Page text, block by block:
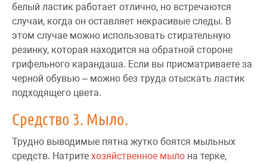
белый ластик работает отлично, но встречаются
случаи, когда он оставляет некрасивые следы. В
этом случае можно использовать стирательную
резинку, которая находится на обратной стороне
грифельного карандаша. Если вы присматриваете за
черной обувью – можно без труда отыскать ластик
подходящего цвета.
Средство 3. Мыло.
Трудно выводимые пятна жутко боятся мыльных
средств. Натрите хозяйственное мыло на терке,